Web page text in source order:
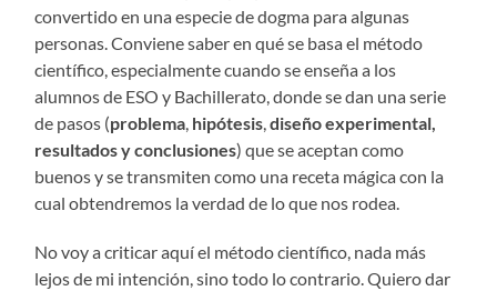
convertido en una especie de dogma para algunas
personas. Conviene saber en qué se basa el método
científico, especialmente cuando se enseña a los
alumnos de ESO y Bachillerato, donde se dan una serie
de pasos (problema, hipótesis,diseño experimental,
resultados y conclusiones) que se aceptan como
buenos y se transmiten como una receta mágica con la
cual obtendremos la verdad de lo que nos rodea.
No voy a criticar aquí el método científico, nada más
lejos de mi intención, sino todo lo contrario. Quiero dar